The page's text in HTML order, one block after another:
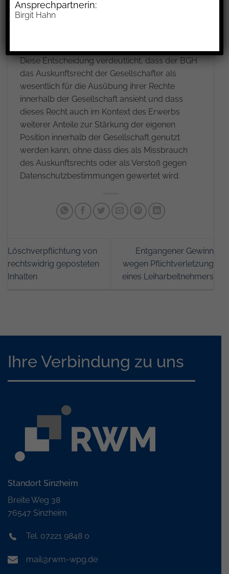
legitimes Interesse darstellt und dass es nicht
Diese Entscheidung verdeutlicht, dass der BGH
das Auskunftsrecht der Gesellschafter als
wesentlich für die Ausübung ihrer Rechte
innerhalb der Gesellschaft ansieht und dass
dieses Recht auch im Kontext des Erwerbs
weiterer Anteile zur Stärkung der eigenen
Position innerhalb der Gesellschaft genutzt
werden kann, ohne dass dies als Missbrauch
des Auskunftsrechts oder als Verstoß gegen
Datenschutzbestimmungen gewertet wird.
Löschverpflichtung von
rechtswidrig geposteten
Inhalten
Entgangener Gewinn
wegen Pflichtverletzung
eines Leiharbeitnehmers
Ihre Verbindung zu uns
Standort Sinzheim
Breite Weg 38
76547 Sinzheim
Tel. 07221 9848 0
mail@rwm-wpg.de
Ansprechpartnerin:
Birgit Hahn